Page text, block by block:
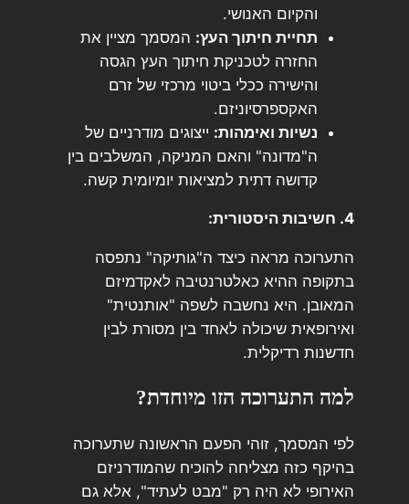
והקיום האנושי.
תחיית חיתוך העץ: המסמך מציין את
החזרה לטכניקת חיתוך העץ הגסה
והישירה ככלי ביטוי מרכזי של זרם
האקספרסיוניזם.
נשיות ואימהות: ייצוגים מודרניים של
ה"מדונה" והאם המניקה, המשלבים בין
קדושה דתית למציאות יומיומית קשה.
4. חשיבות היסטורית:
התערוכה מראה כיצד ה"גותיקה" נתפסה
בתקופה ההיא כאלטרנטיבה לאקדמיזם
המאובן. היא נחשבה לשפה "אותנטית"
ואירופאית שיכולה לאחד בין מסורת לבין
חדשנות רדיקלית.
למה התערוכה הזו מיוחדת?
לפי המסמך, זוהי הפעם הראשונה שתערוכה
בהיקף כזה מצליחה להוכיח שהמודרניזם
האירופי לא היה רק "מבט לעתיד", אלא גם